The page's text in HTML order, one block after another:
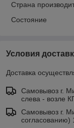
Страна
Состояние
Условия
Доставка
Самовывоз г.
слева - возле
Самовывоз г.
согласованию)